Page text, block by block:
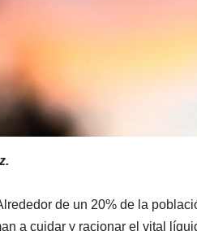
de un 20% de la
a cuidar y racionar el vital